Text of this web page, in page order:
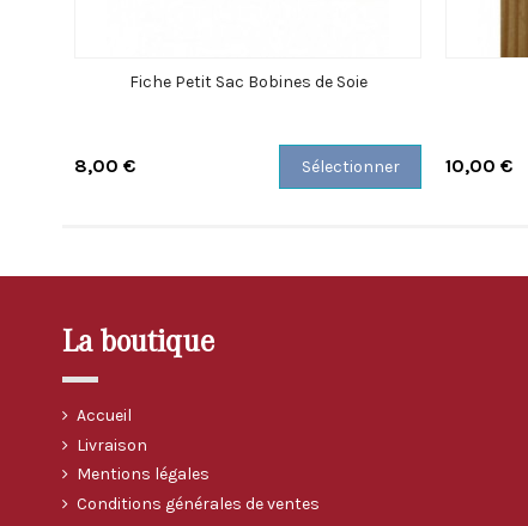
Fiche Petit Sac Bobines de Soie
8,00 € Sélectionner 10,00 €
La boutique
Accueil
Livraison
Mentions légales
Conditions générales de ventes